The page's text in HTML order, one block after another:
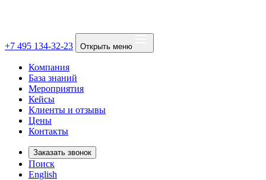
+7 495 134-32-23 Открыть меню
Компания
База знаний
Мероприятия
Кейсы
Клиенты и отзывы
Цены
Контакты
Заказать звонок
Поиск
English